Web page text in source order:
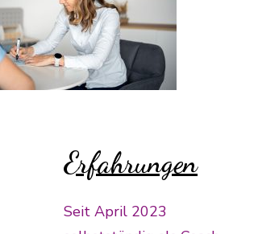
Erfahrungen
Seit April 2023